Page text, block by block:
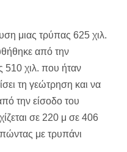
μιας τρύπας 625 χιλ.
από την
510 χιλ. που ήταν
τη γεώτρηση και να
την είσοδο του
σε 220 μ σε 406
με τρυπάνι